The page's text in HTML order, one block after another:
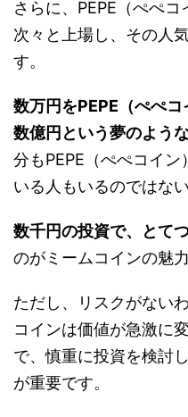
さらに、PEPE（ぺぺ
次々と上場し、その人
す。
数万円をPEPE（ぺぺ
数億円という夢のよう
分もPEPE（ぺぺコイ
いる人もいるのではな
数千円の投資で、とて
のがミームコインの魅
ただし、リスクがない
コインは価値が急激に
で、慎重に投資を検討
が重要です。